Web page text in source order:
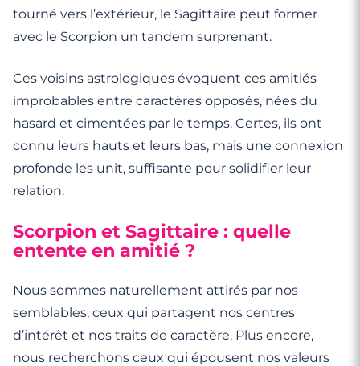
tourné vers l’extérieur, le Sagittaire peut former
avec le Scorpion un tandem surprenant.
Ces voisins astrologiques évoquent ces amitiés
improbables entre caractères opposés, nées du
hasard et cimentées par le temps. Certes, ils ont
connu leurs hauts et leurs bas, mais une connexion
profonde les unit, suffisante pour solidifier leur
relation.
Scorpion et Sagittaire : quelle
entente en amitié ?
Nous sommes naturellement attirés par nos
semblables, ceux qui partagent nos centres
d’intérêt et nos traits de caractère. Plus encore,
nous recherchons ceux qui épousent nos valeurs